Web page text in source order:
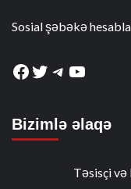
Sosial şəbəkə
Facebook
Twitter
Telegram
YouTube
Bizimlə əlaqə
Təsisçi və